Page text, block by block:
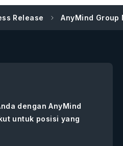
Release AnyMind Group
dengan AnyMind
untuk posisi yang